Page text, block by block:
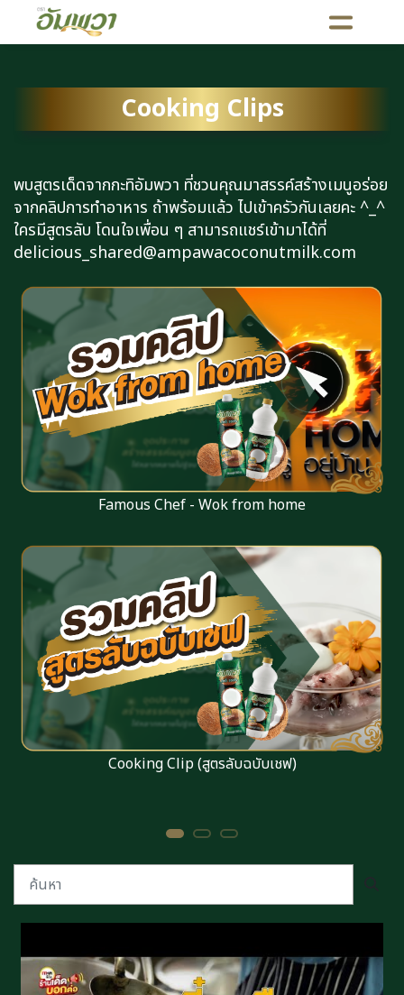
Cooking Clips
พบสูตรเด็ดจากกะทิอัมพวา ที่ชวนคุณมาสรรค์สร้างเมนูอร่อย
จากคลิปการทำอาหาร ถ้าพร้อมแล้ว ไปเข้าครัวกันเลยคะ ^_^
ใครมีสูตรลับ โดนใจเพื่อน ๆ สามารถแชร์เข้ามาได้ที่
delicious_shared@ampawacoconutmilk.com
Famous Chef - Wok from home
Cooking Clip (สูตรลับฉบับเชฟ)